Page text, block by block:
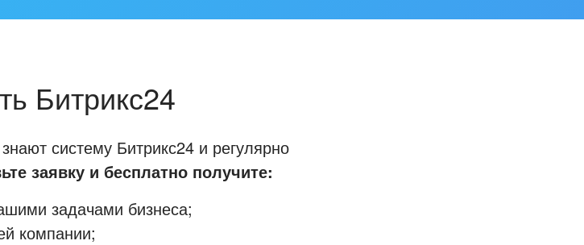
Битрикс24
систему Битрикс24 и регулярно
заявку и бесплатно получите:
задачами бизнеса;
компании;